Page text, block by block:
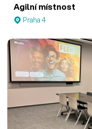
Agilní místnost
Praha 4